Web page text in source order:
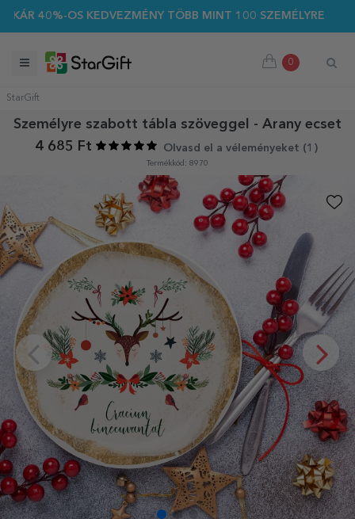
OS KEDVEZMÉNY TÖBB MINT 100 SZEMÉLYRE SZABOTT
0
StarGift
Személyre szabott tábla szöveggel - Arany ecset
4 685 Ft
Olvasd el a véleményeket (1 )
Termékkód: 8970